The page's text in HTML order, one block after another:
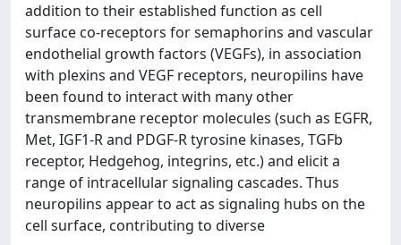
addition to their established function as cell
surface co-receptors for semaphorins and vascular
endothelial growth factors (VEGFs), in association
with plexins and VEGF receptors, neuropilins have
been found to interact with many other
transmembrane receptor molecules (such as EGFR,
Met, IGF1-R and PDGF-R tyrosine kinases, TGFb
receptor, Hedgehog, integrins, etc.) and elicit a
range of intracellular signaling cascades. Thus
neuropilins appear to act as signaling hubs on the
cell surface, contributing to diverse